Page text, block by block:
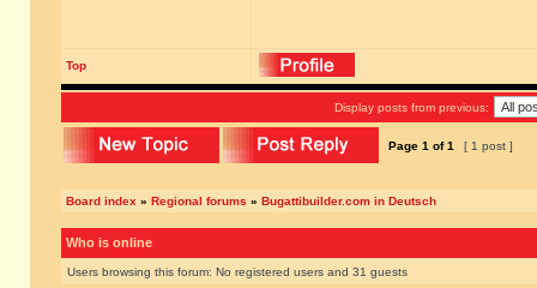
Top
Display posts from previous:
Page 1 of1 [ 1 post ]
Board index » Regional forums » Bugattibuilder.com in Deutsch
Who is online
Users browsing this forum: No registered users and 31 guests